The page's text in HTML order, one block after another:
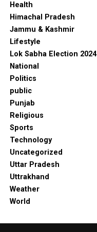
Health
Himachal Pradesh
Jammu & Kashmir
Lifestyle
Lok Sabha Election 2024
National
Politics
public
Punjab
Religious
Sports
Technology
Uncategorized
Uttar Pradesh
Uttrakhand
Weather
World